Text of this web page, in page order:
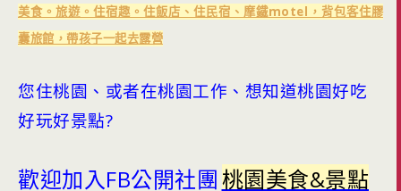
美食。旅遊。住宿趣。住飯店、住民宿、摩鐵motel，背包客住膠
囊旅館，帶孩子一起去露營
您住桃園、或者在桃園工作、想知道桃園好吃
好玩好景點?
歡迎加入FB公開社團桃園美食&景點